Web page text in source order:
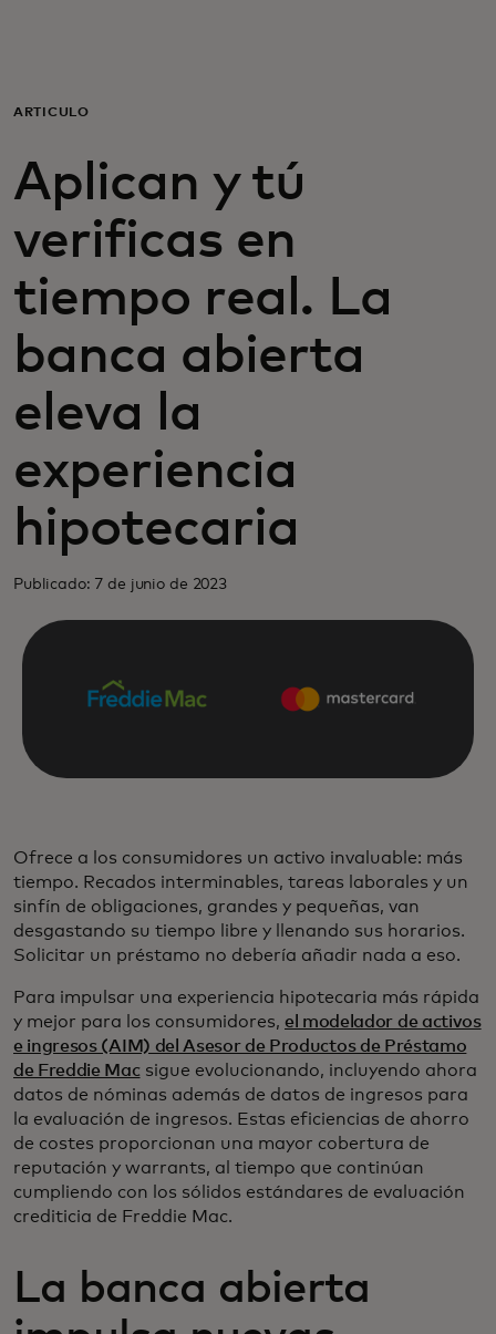
Para empresas
Para el mundo
Para innovadores
Noticias y tendencias
ARTÍCULO
Aplican y tú
verificas en
tiempo real. La
banca abierta
eleva la
experiencia
hipotecaria
Publicado: 7 de junio de 2023
Ofrece a los consumidores un activo invaluable: más
tiempo. Recados interminables, tareas laborales y un
sinfín de obligaciones, grandes y pequeñas, van
desgastando su tiempo libre y llenando sus horarios.
Solicitar un préstamo no debería añadir nada a eso.
Para impulsar una experiencia hipotecaria más rápida
y mejor para los consumidores, el modelador de activos
e ingresos (AIM) del Asesor de Productos de Préstamo
de Freddie Macsigue evolucionando, incluyendo ahora
datos de nóminas además de datos de ingresos para
la evaluación de ingresos. Estas eficiencias de ahorro
de costes proporcionan una mayor cobertura de
reputación y warrants, al tiempo que continúan
cumpliendo con los sólidos estándares de evaluación
crediticia de Freddie Mac.
La banca abierta